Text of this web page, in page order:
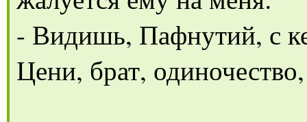
- Видишь, Пафнутий, с
Цени, брат,